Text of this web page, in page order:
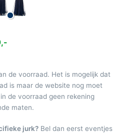
de voorraad. Het is mogelijk dat
is maar de website nog moet
de voorraad geen rekening
maten.
jurk? Bel dan eerst eventjes